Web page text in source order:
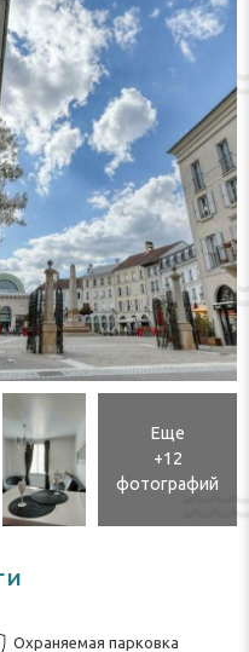
Еще
+12
фотографий
Охраняемая парковка